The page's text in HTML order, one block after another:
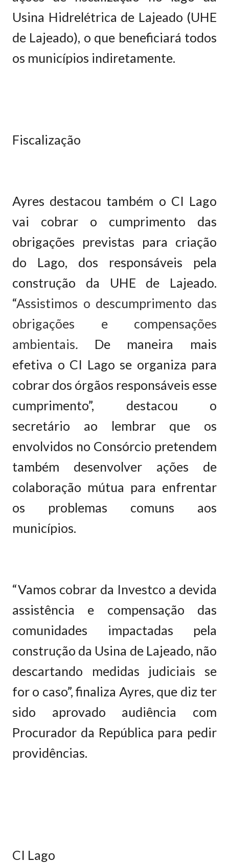
Usina Hidrelétrica de Lajeado (UHE
de Lajeado), o que beneficiará todos
os municípios indiretamente.
Fiscalização
Ayres destacou também o CI Lago
vai cobrar o cumprimento das
obrigações previstas para criação
do Lago, dos responsáveis pela
construção da UHE de Lajeado.
“Assistimos o descumprimento das
obrigações e compensações
ambientais. De maneira mais
efetiva o CI Lago se organiza para
cobrar dos órgãos responsáveis esse
cumprimento”, destacou o
secretário ao lembrar que os
envolvidos no Consórcio pretendem
também desenvolver ações de
colaboração mútua para enfrentar
os problemas comuns aos
municípios.
“Vamos cobrar da Investco a devida
assistência e compensação das
comunidades impactadas pela
construção da Usina de Lajeado, não
descartando medidas judiciais se
for o caso”, finaliza Ayres, que diz ter
sido aprovado audiência com
Procurador da República para pedir
providências.
CI Lago